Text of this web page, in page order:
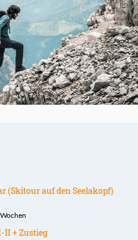
(Skitour auf den Seelakopf)
II + Zustieg